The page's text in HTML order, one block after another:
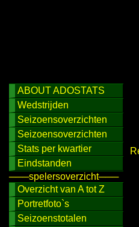
ABOUT ADOSTATS
Wedstrijden
Seizoensoverzichten
Seizoensoverzichten
Stats per kwartier
Eindstanden
───spelersoverzicht───
Overzicht van A tot Z
Portretfoto`s
Seizoenstotalen